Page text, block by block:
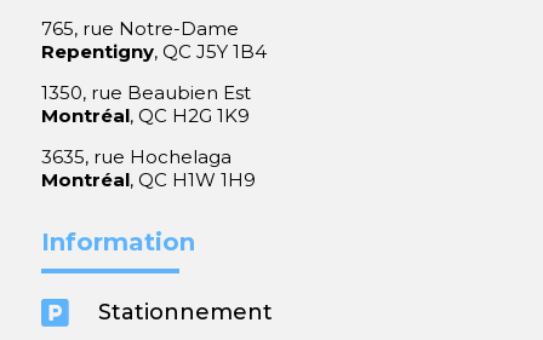
765, rue Notre-Dame
Repentigny, QC J5Y 1B4
1350, rue Beaubien Est
Montréal, QC H2G 1K9
3635, rue Hochelaga
Montréal, QC H1W 1H9
Information
 Stationnement